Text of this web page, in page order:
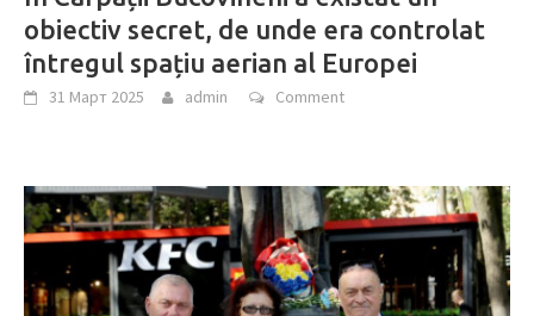
obiectiv secret, de unde era controlat
întregul spațiu aerian al Europei
31 Март 2025 admin Comment